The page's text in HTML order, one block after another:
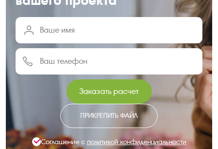
Заказать расчет
ПРИКРЕПИТЬ ФАЙЛ
Соглашение с политикой конфиденциальности